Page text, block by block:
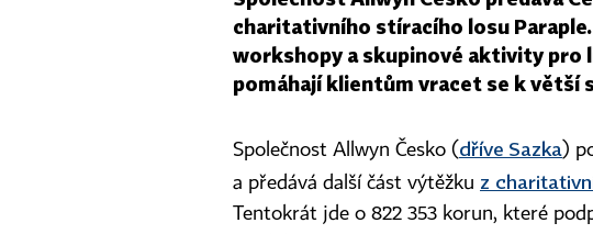
charitativního stíracího losu
workshopy a skupinové aktivity pro
pomáhají klientům vracet se k
Společnost Allwyn Česko ( dříve Sazka)
a předává další část výtěžku z
Tentokrát jde o 822 353 korun, které